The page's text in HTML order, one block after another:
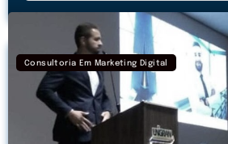
Consultoria Em Marketing Digital